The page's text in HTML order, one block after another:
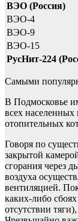
ВЭО (Россия)
ВЭО-4
ВЭО-9
ВЭО-15
РусНит-224
Самыми
В Подмосковье
всех населенных
отопительных
Говоря по
закрытой
сгорания через
воздуха
вентиляцией.
каких-либо
отсутствии